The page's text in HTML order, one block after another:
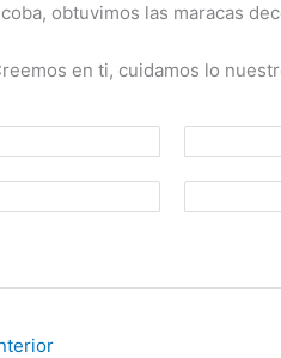
obtuvimos las maracas
en ti, cuidamos lo